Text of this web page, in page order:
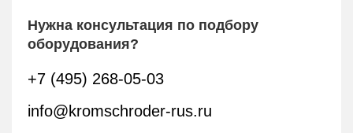
Нужна консультация по подбору
оборудования?
+7 (495) 268-05-03
info@kromschroder-rus.ru